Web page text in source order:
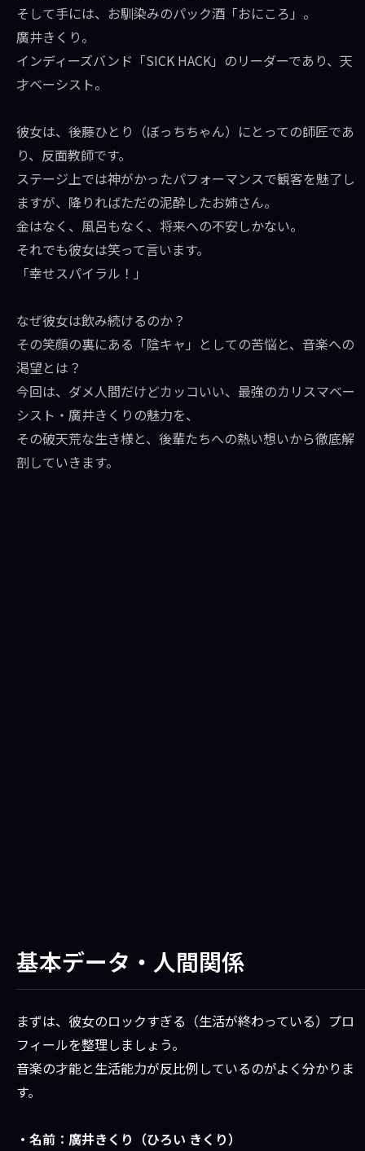
そして手には、お馴染みのパック酒「おにころ」。
廣井きくり。
インディーズバンド「SICK HACK」のリーダーであり、天
才ベーシスト。
彼女は、後藤ひとり（ぼっちちゃん）にとっての師匠であ
り、反面教師です。
ステージ上では神がかったパフォーマンスで観客を魅了し
ますが、降りればただの泥酔したお姉さん。
金はなく、風呂もなく、将来への不安しかない。
それでも彼女は笑って言います。
「幸せスパイラル！」
なぜ彼女は飲み続けるのか？
その笑顔の裏にある「陰キャ」としての苦悩と、音楽への
渇望とは？
今回は、ダメ人間だけどカッコいい、最強のカリスマベー
シスト・廣井きくりの魅力を、
その破天荒な生き様と、後輩たちへの熱い想いから徹底解
剖していきます。
基本データ・人間関係
まずは、彼女のロックすぎる（生活が終わっている）プロ
フィールを整理しましょう。
音楽の才能と生活能力が反比例しているのがよく分かりま
す。
・名前：廣井きくり（ひろい きくり）